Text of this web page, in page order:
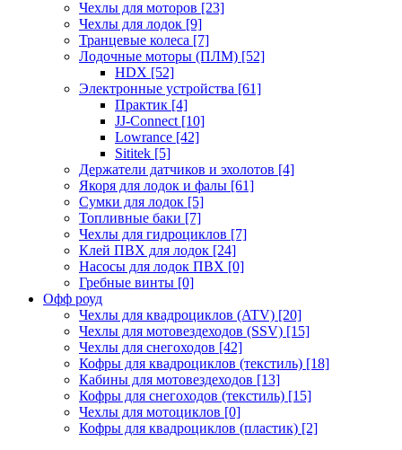
Чехлы для моторов [23]
Чехлы для лодок [9]
Транцевые колеса [7]
Лодочные моторы (ПЛМ) [52]
HDX [52]
Электронные устройства [61]
Практик [4]
JJ-Connect [10]
Lowrance [42]
Sititek [5]
Держатели датчиков и эхолотов [4]
Якоря для лодок и фалы [61]
Сумки для лодок [5]
Топливные баки [7]
Чехлы для гидроциклов [7]
Клей ПВХ для лодок [24]
Насосы для лодок ПВХ [0]
Гребные винты [0]
Офф роуд
Чехлы для квадроциклов (ATV) [20]
Чехлы для мотовездеходов (SSV) [15]
Чехлы для снегоходов [42]
Кофры для квадроциклов (текстиль) [18]
Кабины для мотовездеходов [13]
Кофры для снегоходов (текстиль) [15]
Чехлы для мотоциклов [0]
Кофры для квадроциклов (пластик) [2]